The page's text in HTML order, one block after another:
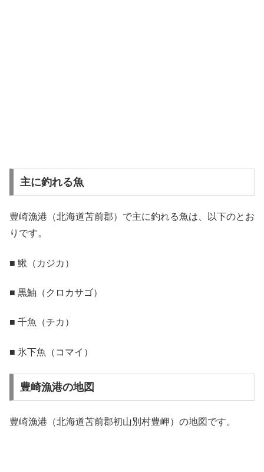
主に釣れる魚
豊崎漁港（北海道苫前郡）で主に釣れる魚は、以下のとお
りです。
■ 鰍（カジカ）
■ 黒鮋（クロカサゴ）
■ 千魚（チカ）
■ 氷下魚（コマイ）
豊崎漁港の地図
豊崎漁港（北海道苫前郡初山別村豊岬）の地図です。